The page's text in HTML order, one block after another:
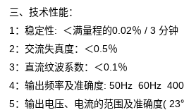
三、技术性能：
1：稳定性: ＜满量程的0.02％ / 3 分钟
2：交流失真度：＜0.5％
3：直流纹波系数：＜0.1％
4：输出频率及准确度: 50Hz 60Hz
5：输出电压、电流的范围及准确度(